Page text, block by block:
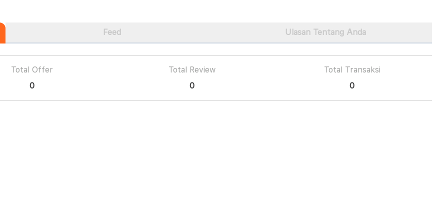
Feed Ulasan Tentang Anda
Total Offer
0
Total Review
0
Total Transaksi
0